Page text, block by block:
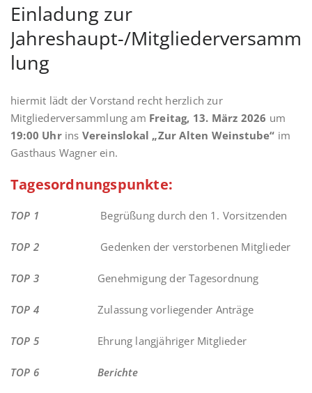
Einladung zur
Jahreshaupt-/Mitgliederversamm
lung
hiermit lädt der Vorstand recht herzlich zur
Mitgliederversammlung am Freitag, 13. März 2026 um
19:00 Uhrins Vereinslokal „Zur Alten Weinstube“ im
Gasthaus Wagner ein.
Tagesordnungspunkte:
TOP 1 Begrüßung durch den 1. Vorsitzenden
TOP 2 Gedenken der verstorbenen Mitglieder
TOP 3 Genehmigung der Tagesordnung
TOP 4 Zulassung vorliegender Anträge
TOP 5 Ehrung langjähriger Mitglieder
TOP 6 Berichte